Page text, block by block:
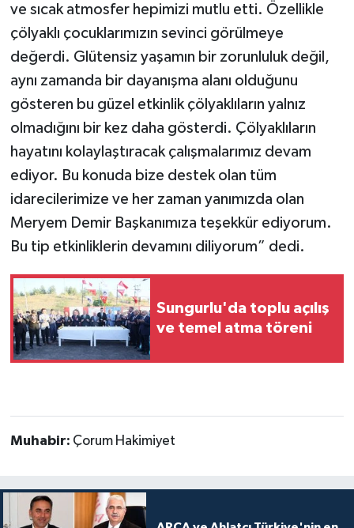
ve sıcak atmosfer hepimizi mutlu etti. Özellikle
çölyaklı çocuklarımızın sevinci görülmeye
değerdi. Glütensiz yaşamın bir zorunluluk değil,
aynı zamanda bir dayanışma alanı olduğunu
gösteren bu güzel etkinlik çölyaklıların yalnız
olmadığını bir kez daha gösterdi. Çölyaklıların
hayatını kolaylaştıracak çalışmalarımız devam
ediyor. Bu konuda bize destek olan tüm
idarecilerimize ve her zaman yanımızda olan
Meryem Demir Başkanımıza teşekkür ediyorum.
Bu tip etkinliklerin devamını diliyorum” dedi.
Sungurlu'da toplu açılış
ve temel atma töreni
Muhabir: Çorum Hakimiyet